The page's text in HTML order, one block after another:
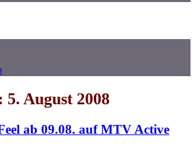
August 2008
ab 09.08. auf MTV Active